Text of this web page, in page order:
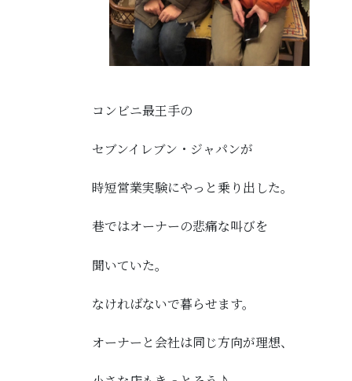
コンビニ最王手の
セブンイレブン・ジャパンが
時短営業実験にやっと乗り出した。
巷ではオーナーの悲痛な叫びを
聞いていた。
なければないで暮らせます。
オーナーと会社は同じ方向が理想、